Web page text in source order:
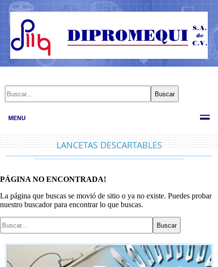
MENU
LANCETAS DESCARTABLES
PÁGINA NO ENCONTRADA!
La página que buscas se movió de sitio o ya no existe. Puedes probar
nuestro buscador para encontrar lo que buscas.